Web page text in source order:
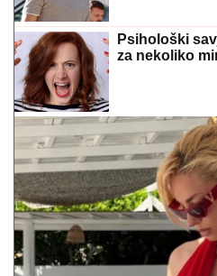
Psihološki
za nekoliko